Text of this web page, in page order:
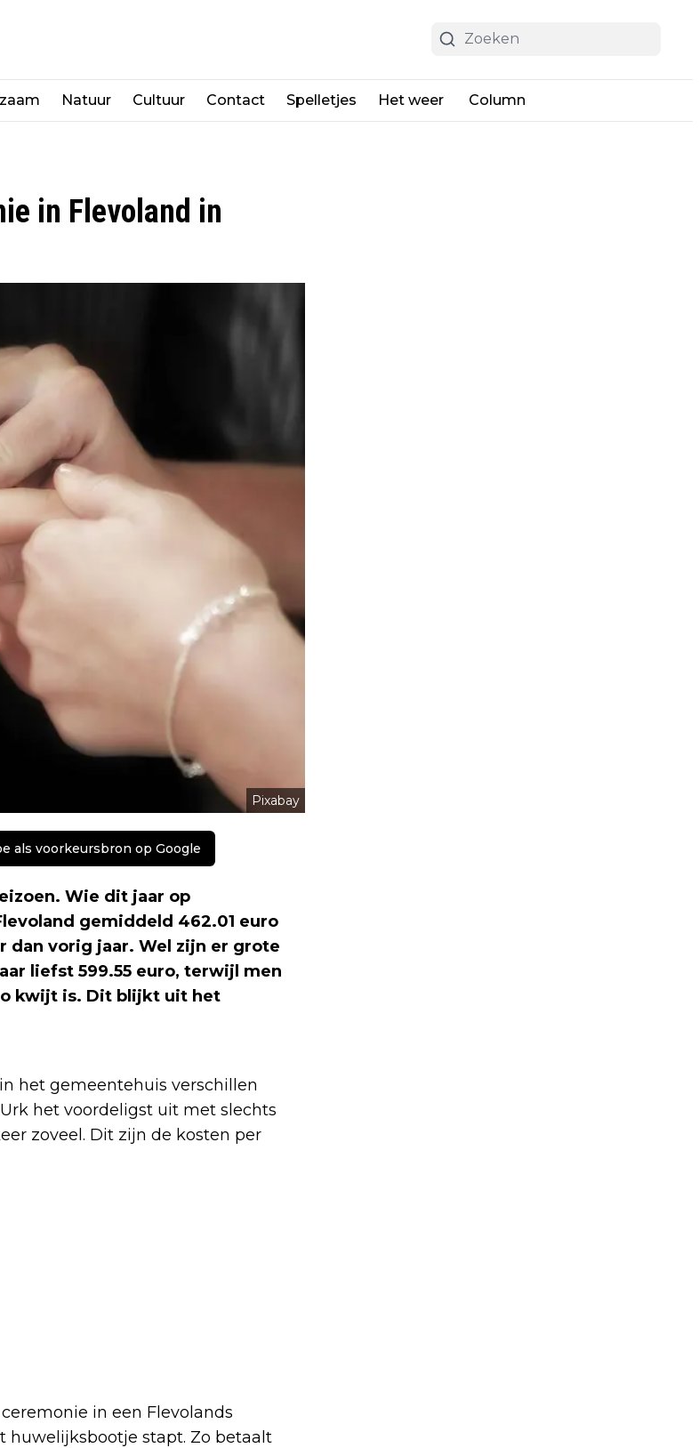
Natuur Cultuur Contact Spelletjes Het weer Column
in Flevoland in
Pixabay
als voorkeursbron op Google
Wie dit jaar op
gemiddeld 462.01 euro
dan vorig jaar. Wel zijn er grote
liefst 599.55 euro, terwijl men
kwijt is. Dit blijkt uit het
het gemeentehuis verschillen
het voordeligst uit met slechts
zoveel. Dit zijn de kosten per
in een Flevolands
huwelijksbootje stapt. Zo betaalt